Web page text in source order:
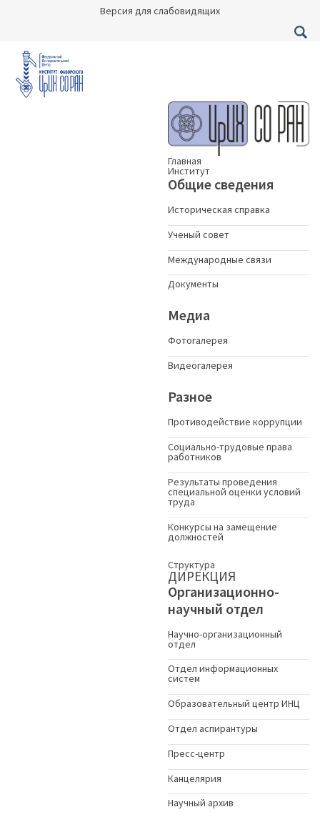
Версия для слабовидящих
Главная
Институт
Общие сведения
Историческая справка
Ученый совет
Международные связи
Документы
Медиа
Фотогалерея
Видеогалерея
Разное
Противодействие коррупции
Социально-трудовые права
работников
Результаты проведения
специальной оценки условий
труда
Конкурсы на замещение
должностей
Структура
ДИРЕКЦИЯ
Организационно-
научный отдел
Научно-организационный
отдел
Отдел информационных
систем
Образовательный центр ИНЦ
Отдел аспирантуры
Пресс-центр
Канцелярия
Научный архив